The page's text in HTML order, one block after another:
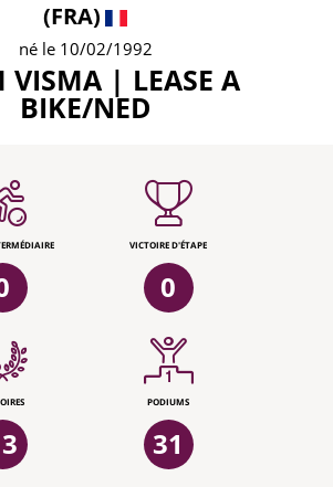
(FRA)
né le 10/02/1992
VISMA | LEASE A
BIKE/NED
VICTOIRE D'ÉTAPE
0
PODIUMS
31